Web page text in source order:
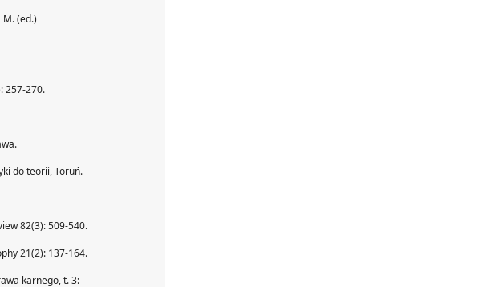
(ed.)
257-270.
do teorii, Toruń.
82(3): 509-540.
21(2): 137-164.
karnego, t. 3: